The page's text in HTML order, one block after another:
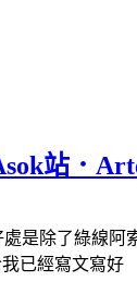
站．
是除了綠線
我已經寫文寫好